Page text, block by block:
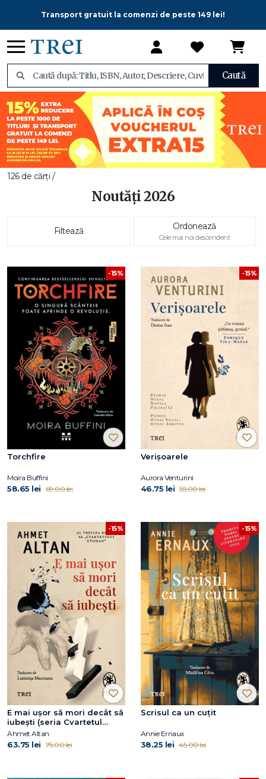
Transport gratuit la comenzi de peste 149 lei!
Caută
126 de cărți /
Noutăți 2026
Filtează Ordonează
Cele mai noi descendent
-15%
Torchfire
Moira Buffini
58.65 lei 69.00 lei
-15%
Verișoarele
Aurora Venturini
46.75 lei 55.00 lei
-15%
E mai ușor să mori decât să
iubești (seria Cvartetul
Otoman, vol.3)
Ahmet Altan
63.75 lei 75.00 lei
-15%
Scrisul ca un cuțit
Annie Ernaux
38.25 lei 45.00 lei